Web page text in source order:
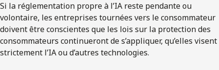
Si la réglementation propre à l’IA reste pendante ou
volontaire, les entreprises tournées vers le consommateur
doivent être conscientes que les lois sur la protection des
consommateurs continueront de s’appliquer, qu’elles visent
strictement l’IA ou d’autres technologies.